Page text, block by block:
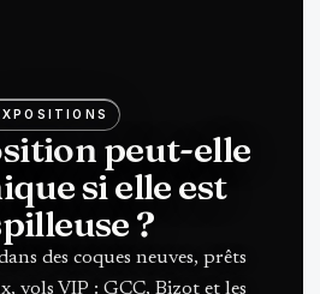
peut-elle
si elle est
?
des coques neuves, prêts
vols VIP : GCC, Bizot et les